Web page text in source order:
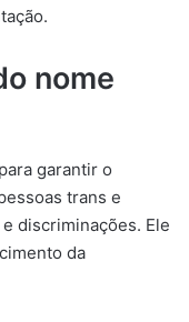
nome
garantir o
trans e
discriminações. Ele
da